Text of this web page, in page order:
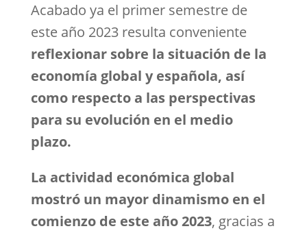
Acabado ya el primer semestre de
este año 2023 resulta conveniente
reflexionar sobre la situación de la
economía global y española, así
como respecto a las perspectivas
para su evolución en el medio
plazo.
La actividad económica global
mostró un mayor dinamismo en el
comienzo de este año 2023, gracias a